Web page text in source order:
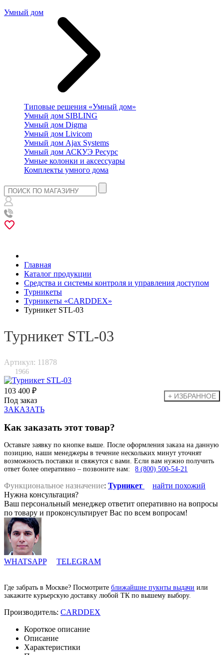
Умный дом
Типовые решения «Умный дом»
Умный дом SIBLING
Умный дом Digma
Умный дом Livicom
Умный дом Ajax Systems
Умный дом АСКУЭ Ресурс
Умные колонки и аксессуары
Комплекты умного дома
Главная
Каталог продукции
Средства и системы контроля и управления доступом
Турникеты
Турникеты «CARDDEX»
Турникет STL-03
Турникет STL-03
Артикул: 11878
1966
103 400 ₽
Под заказ
ЗАКАЗАТЬ
Как заказать этот товар?
Оставьте заявку по кнопке выше. После оформления заказа на данную
позицию, наши менеджеры в течение нескольких минут уточнят
возможность поставки и свяжутся с вами. Если вам нужно получить
ответ более оперативно – позвоните нам:
8 (800) 500-54-21
Функциональное назначение: Турникет
найти похожий
Нужна консультация?
Ваш персональный менеджер ответит оперативно на вопросы
по товару и проконсультирует Вас по всем вопросам!
WHATSAPP TELEGRAM
Где забрать в Москве? Посмотрите ближайшие пукнты выдачи или
закажите курьерскую доставку любой ТК по вышему выбору.
Производитель: CARDDEX
Короткое описание
Описание
Характеристики